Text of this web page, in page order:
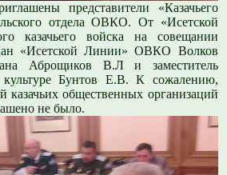
представители «Казачьего
отдела ОВКО. От «Исетской
казачьего войска на совещании
«Исетской Линии» ОВКО Волков
Аброщиков В.Л и заместитель
культуре Бунтов Е.В. К сожалению,
казачьих общественных организаций
не было.